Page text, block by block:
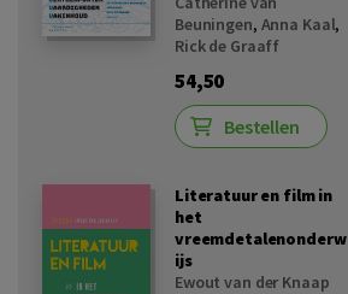
Beuningen, Anna Kaal,
Rick de Graaff
54,50
Bestellen
Literatuur en film in
het
vreemdetalenonderw
ijs
Ewout van der Knaap